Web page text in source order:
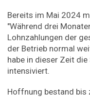
Bereits im Mai 2024
"Während drei
Lohnzahlungen der
der Betrieb normal
habe in dieser Zeit
intensiviert.
Hoffnung bestand bis